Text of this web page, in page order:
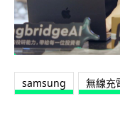
samsung 無線充